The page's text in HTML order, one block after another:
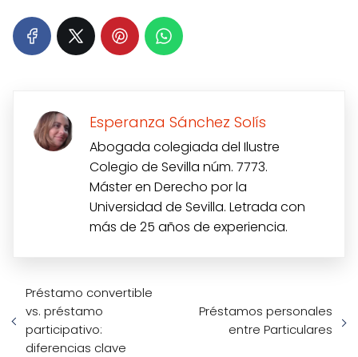
Esperanza Sánchez Solís
Abogada colegiada del Ilustre
Colegio de Sevilla núm. 7773.
Máster en Derecho por la
Universidad de Sevilla. Letrada con
más de 25 años de experiencia.
Préstamo convertible
vs. préstamo
participativo:
diferencias clave
Préstamos personales
entre Particulares